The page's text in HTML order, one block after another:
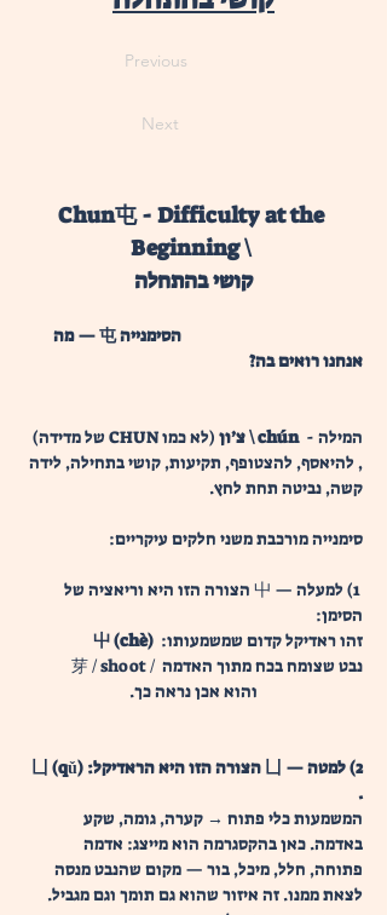
Previous
Next
Chun屯 - Difficulty at the
Beginning \
קושי בהתחלה
                                                  הסימנייה 屯 — מה
אנחנו רואים בה?
המילה - chún \ צ’ון
(לא כמו CHUN של מדידה)
, להיאסף, להצטופף, תקיעות, קושי בתחילה, לידה
קשה, נביטה תחת לחץ.
סימנייה מורכבת משני חלקים עיקריים:
1) למעלה — 屮 הצורה הזו היא וריאציה של
הסימן:
屮 (chè)
  :זהו ראדיקל קדום שמשמעותו
芽 / shoot /  נבט שצומח בכח מתוך האדמה
והוא אכן נראה כך.
.
המשמעות כלי פתוח → קערה, גומה, שקע
באדמה. כאן בהקסגרמה הוא מייצג: אדמה
פתוחה, חלל, מיכל, בור — מקום שהנבט מנסה
לצאת ממנו. זה איזור שהוא גם תומך וגם מגביל.